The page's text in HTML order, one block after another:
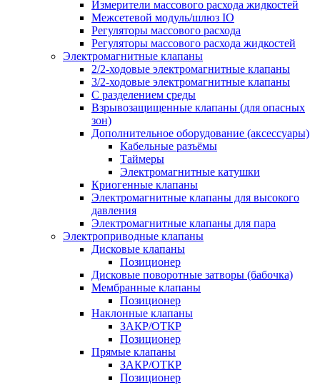
Измерители массового расхода жидкостей
Межсетевой модуль/шлюз IO
Регуляторы массового расхода
Регуляторы массового расхода жидкостей
Электромагнитные клапаны
2/2-ходовые электромагнитные клапаны
3/2-ходовые электромагнитные клапаны
C разделением среды
Взрывозащищенные клапаны (для опасных
зон)
Дополнительное оборудование (аксессуары)
Кабельные разъёмы
Таймеры
Электромагнитные катушки
Криогенные клапаны
Электромагнитные клапаны для высокого
давления
Электромагнитные клапаны для пара
Электроприводные клапаны
Дисковые клапаны
Позиционер
Дисковые поворотные затворы (бабочка)
Мембранные клапаны
Позиционер
Наклонные клапаны
ЗАКР/ОТКР
Позиционер
Прямые клапаны
ЗАКР/ОТКР
Позиционер